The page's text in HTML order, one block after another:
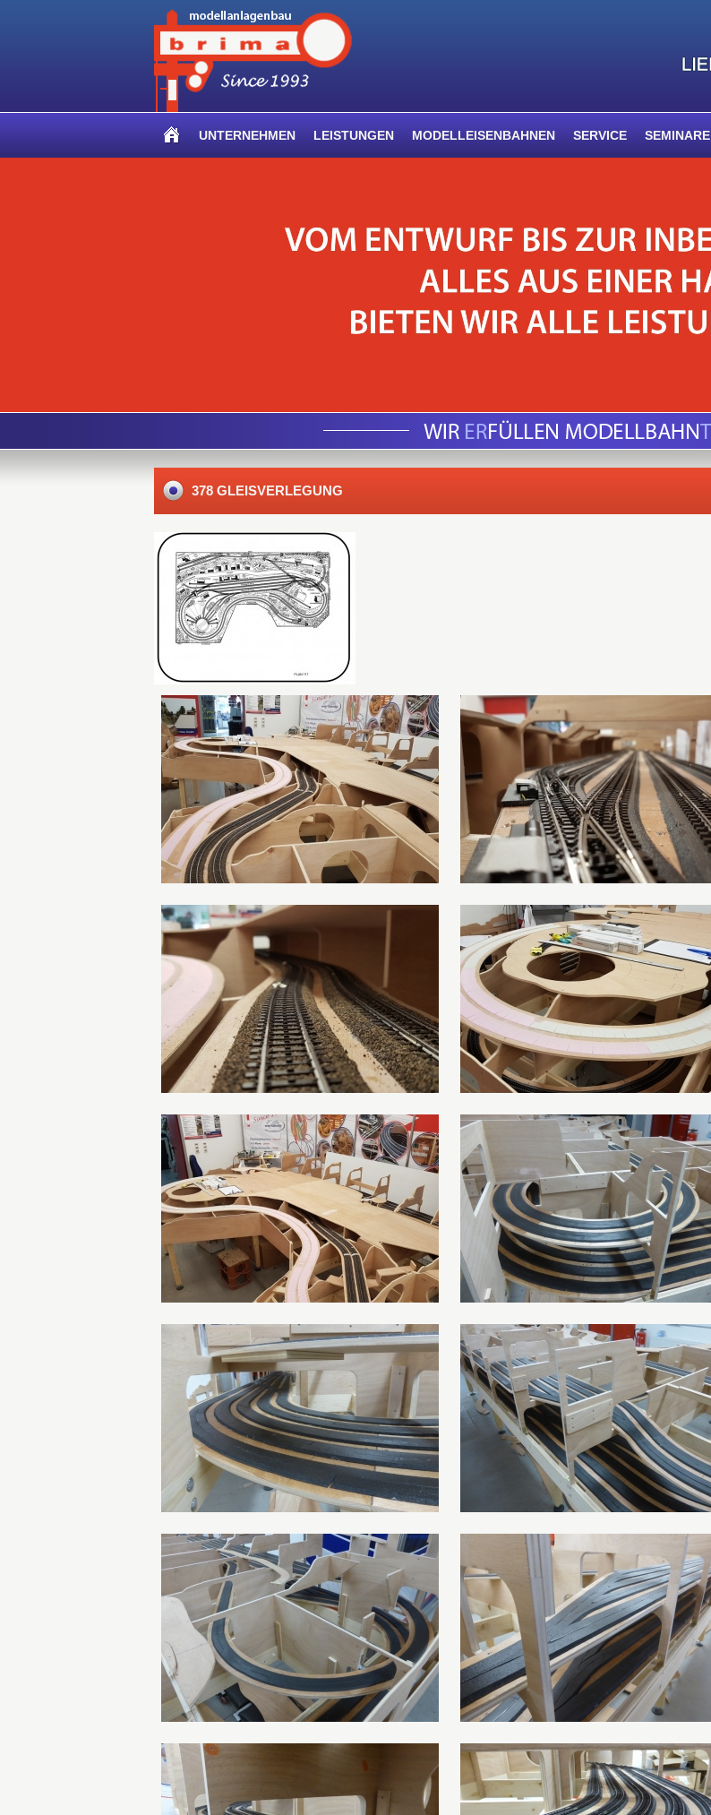
UNTERNEHMEN LEISTUNGEN MODELLEISENBAHNEN SERVICE SEMINARE
378 GLEISVERLEGUNG